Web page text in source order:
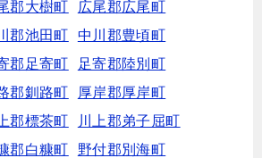
郡大樹町
広尾郡広尾町
郡池田町
中川郡豊頃町
郡足寄町
足寄郡陸別町
郡釧路町
厚岸郡厚岸町
郡標茶町
川上郡弟子屈町
郡白糠町
野付郡別海町